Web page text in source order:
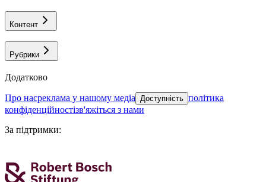
Контент
Рубрики
Додатково
про насреклама у нашому медіа Доступність політика
конфіденційностізв'яжіться з нами
За підтримки: